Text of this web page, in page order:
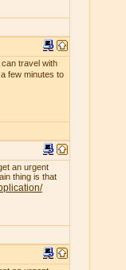
travel with
few minutes to
an urgent
thing is that